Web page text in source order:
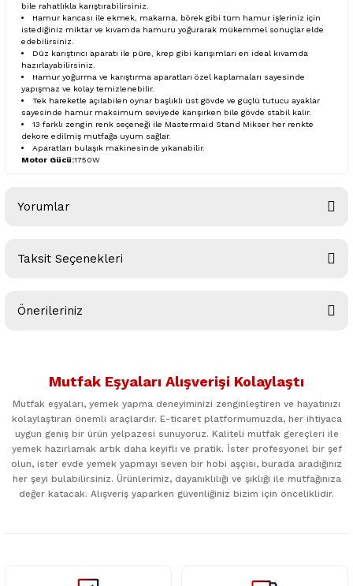
bile rahatlıkla karıştırabilirsiniz.
Hamur kancası ile ekmek, makarna, börek gibi tüm hamur işleriniz için
istediğiniz miktar ve kıvamda hamuru yoğurarak mükemmel sonuçlar elde
edebilirsiniz.
Düz karıştırıcı aparatı ile püre, krep gibi karışımları en ideal kıvamda
hazırlayabilirsiniz.
Hamur yoğurma ve karıştırma aparatları özel kaplamaları sayesinde
yapışmaz ve kolay temizlenebilir.
Tek hareketle açılabilen oynar başlıklı üst gövde ve güçlü tutucu ayaklar
sayesinde hamur maksimum seviyede karışırken bile gövde stabil kalır.
13 farklı zengin renk seçeneği ile Mastermaid Stand Mikser her renkte
dekore edilmiş mutfağa uyum sağlar.
Aparatları bulaşık makinesinde yıkanabilir.
Motor Gücü:1750W
Yorumlar
Taksit Seçenekleri
Önerileriniz
kullanarak tarafımıza iletebilirsiniz.
Ürün resmi kalitesiz, bozuk veya görüntülenemiyor.
Ürün açıklamasında eksik bilgiler bulunuyor.
Ürün bilgilerinde hatalar bulunuyor.
Ürün fiyatı diğer sitelerden daha pahalı.
Mutfak Eşyaları Alışverişi Kolaylaştı
Mutfak eşyaları, yemek yapma deneyiminizi zenginleştiren ve hayatınızı
kolaylaştıran önemli araçlardır. E-ticaret platformumuzda, her ihtiyaca
uygun geniş bir ürün yelpazesi sunuyoruz. Kaliteli mutfak gereçleri ile
yemek hazırlamak artık daha keyifli ve pratik. İster profesyonel bir şef
olun, ister evde yemek yapmayı seven bir hobi aşçısı, burada aradığınız
her şeyi bulabilirsiniz. Ürünlerimiz, dayanıklılığı ve şıklığı ile mutfağınıza
değer katacak. Alışveriş yaparken güvenliğiniz bizim için önceliklidir.